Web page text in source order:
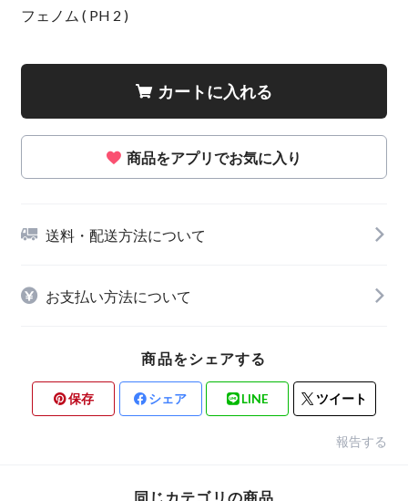
フェノム ( PH 2 )
カートに入れる
商品をアプリでお気に入り
送料・配送方法について
お支払い方法について
商品をシェアする
保存 シェア LINE ツイート
報告する
同じカテゴリの商品